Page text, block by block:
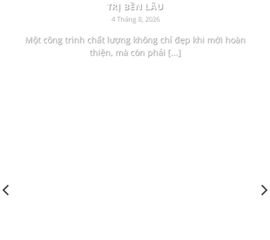
TRỊ BỀN LÂU
4 Tháng 8, 2026
Một công trình chất lượng không chỉ đẹp khi mới hoàn
thiện, mà còn phải [...]